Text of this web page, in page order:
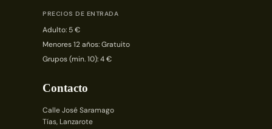
PRECIOS DE ENTRADA
Adulto: 5 €
Menores 12 años: Gratuito
Grupos (min. 10): 4 €
Contacto
Calle José Saramago
Tías, Lanzarote